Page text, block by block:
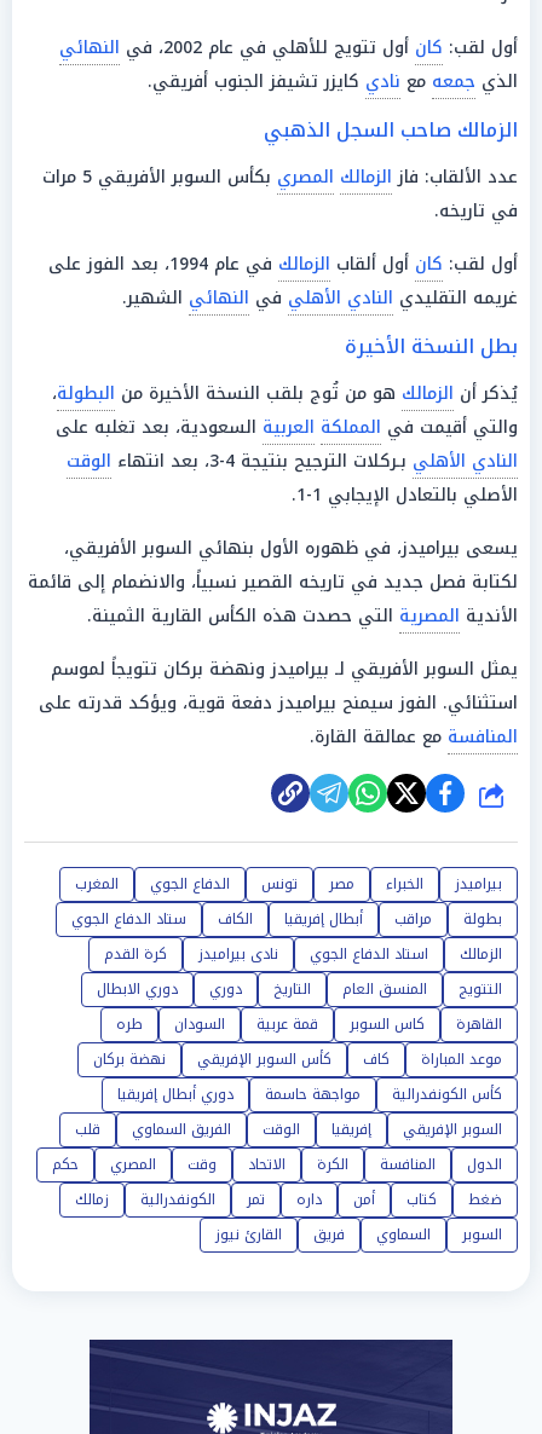
أول لقب: كان أول تتويج للأهلي في عام 2002، في
النهائي
الذي جمعه مع نادي كايزر تشيفز الجنوب أفريقي.
الزمالك صاحب السجل الذهبي
عدد الألقاب: فازالزمالك المصري
بكأس السوبر الأفريقي 5 مرات
في تاريخه.
أول لقب: كان أول ألقاب الزمالك
في عام 1994، بعد الفوز على
غريمه التقليدي النادي الأهلي في النهائي الشهير.
بطل النسخة الأخيرة
يُذكر أن الزمالك هو من تُوج بلقب النسخة الأخيرة من البطولة،
والتي أقيمت في المملكة العربية السعودية، بعد تغلبه على
النادي الأهلي بـركلات الترجيح بنتيجة 4-3، بعد انتهاء
الوقت
الأصلي بالتعادل الإيجابي 1-1.
يسعى بيراميدز، في ظهوره الأول بنهائي السوبر الأفريقي،
لكتابة فصل جديد في تاريخه القصير نسبياً، والانضمام إلى قائمة
الأندية المصرية التي حصدت هذه الكأس القارية الثمينة.
يمثل السوبر الأفريقي لـ بيراميدز ونهضة بركان تتويجاً لموسم
استثنائي. الفوز سيمنح بيراميدز دفعة قوية، ويؤكد قدرته على
المنافسة مع عمالقة القارة.
شارك
بيراميدز الخبراء مصر تونس الدفاع الجوي
المغرب
بطولة
مراقب أبطال إفريقيا الكاف
ستاد الدفاع الجوي
الزمالك
استاد الدفاع الجوي نادى بيراميدز
كرة القدم
التتويج
المنسق العام التاريخ دوري
دوري الابطال
القاهرة
كاس السوبر قمة عربية السودان
طره
موعد المباراة
كاف كأس السوبر الإفريقي
نهضة بركان
كأس الكونفدرالية
مواجهة حاسمة
دوري أبطال إفريقيا
السوبر الإفريقي
إفريقيا الوقت الفريق السماوي
قلب
الدول
المنافسة الكرة الاتحاد وقت المصري
حكم
ضغط
كتاب أمن داره تمر الكونفدرالية
زمالك
السوبر
السماوي فريق القارئ نيوز